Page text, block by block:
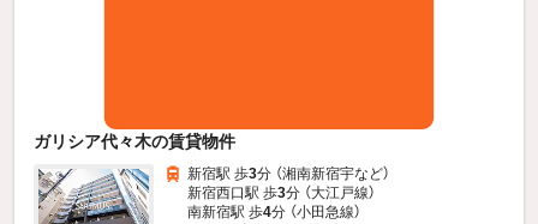
ガリシア代々木の賃貸物件
新宿駅 歩3分 （湘南新宿宇など）
新宿西口駅 歩3分 （大江戸線）
南新宿駅 歩4分 （小田急線）